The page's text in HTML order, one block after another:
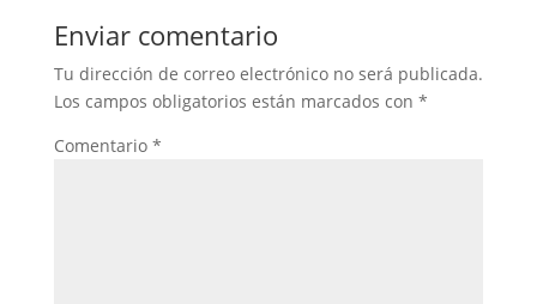
Enviar comentario
Tu dirección de correo electrónico no será publicada.
Los campos obligatorios están marcados con *
Comentario *